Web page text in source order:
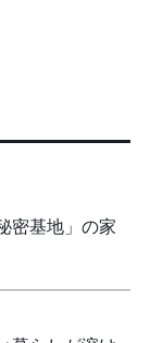
密基地」の家